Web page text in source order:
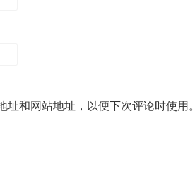
和网站地址，以便下次评论时使用。